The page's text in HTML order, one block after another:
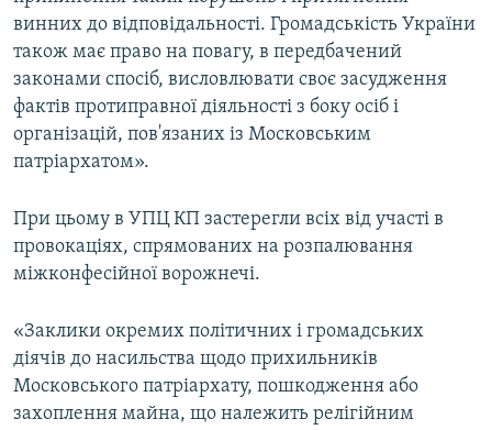
винних до відповідальності. Громадськість України
також має право на повагу, в передбачений
законами спосіб, висловлювати своє засудження
фактів протиправної діяльності з боку осіб і
організацій, пов'язаних із Московським
патріархатом».
При цьому в УПЦ КП застерегли всіх від участі в
провокаціях, спрямованих на розпалювання
міжконфесійної ворожнечі.
«Заклики окремих політичних і громадських
діячів до насильства щодо прихильників
Московського патріархату, пошкодження або
захоплення майна, що належить релігійним